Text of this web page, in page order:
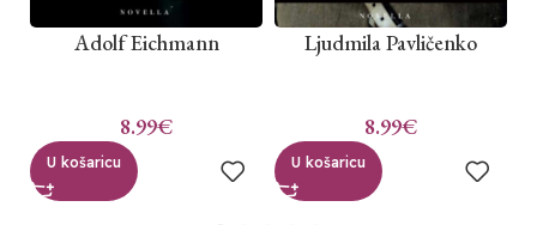
Adolf Eichmann
8.99€
U košaricu
Ljudmila Pavličenko
8.99€
U košaricu